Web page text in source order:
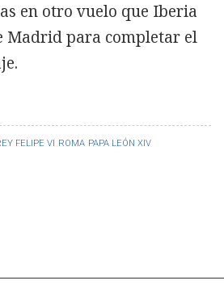
FELIPE VI ROMA PAPA LEÓN XIV
en otro vuelo que Iberia
Madrid para completar el